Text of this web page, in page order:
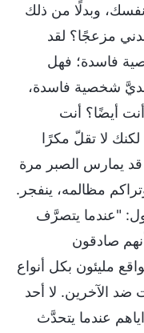
وبدلًا من ذلك
مزعجًا؟ لقد
فاسدة؛ فهل
شخصية فاسدة،
أيضًا؟ أنت
لكنك لا تقلّ مكرًا
قد يمارس الصبر مرة
مظالمه، ينفجر.
"عندما يتصرَّف
صادقون
مليئون بكل أنواع
ضد الآخرين. لا أحد
عندما يتحدَّث